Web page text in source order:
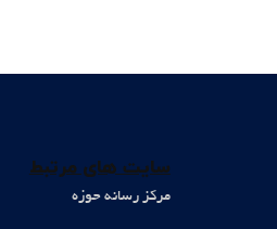
سایت های مرتبط
مرکز رسانه حوزه